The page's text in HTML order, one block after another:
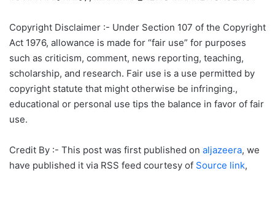
Copyright Disclaimer :- Under Section 107 of the Copyright
Act 1976, allowance is made for “fair use” for purposes
such as criticism, comment, news reporting, teaching,
scholarship, and research. Fair use is a use permitted by
copyright statute that might otherwise be infringing.,
educational or personal use tips the balance in favor of fair
use.
Credit By :- This post was first published on aljazeera, we
have published it via RSS feed courtesy of Source link,